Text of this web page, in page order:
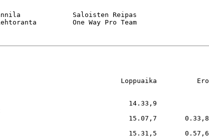
Saloisten Reipas
Loppuaika          Ero
14.33,9
15.07,7       0.33,8
15.31,5       0.57,6